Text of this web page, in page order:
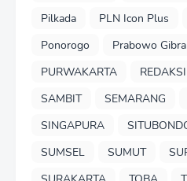
Pilkada
PLN Icon Plus
Ponorogo
Prabowo
PURWAKARTA
SAMBIT
SEMARANG
SINGAPURA
SUMSEL
SUMUT